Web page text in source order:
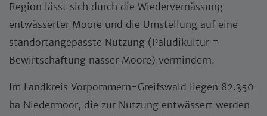
Region lässt sich durch die Wiedervernässung
entwässerter Moore und die Umstellung auf eine
standortangepasste Nutzung (Paludikultur =
Bewirtschaftung nasser Moore) vermindern.
Im Landkreis Vorpommern-Greifswald liegen 82.350
ha Niedermoor, die zur Nutzung entwässert werden